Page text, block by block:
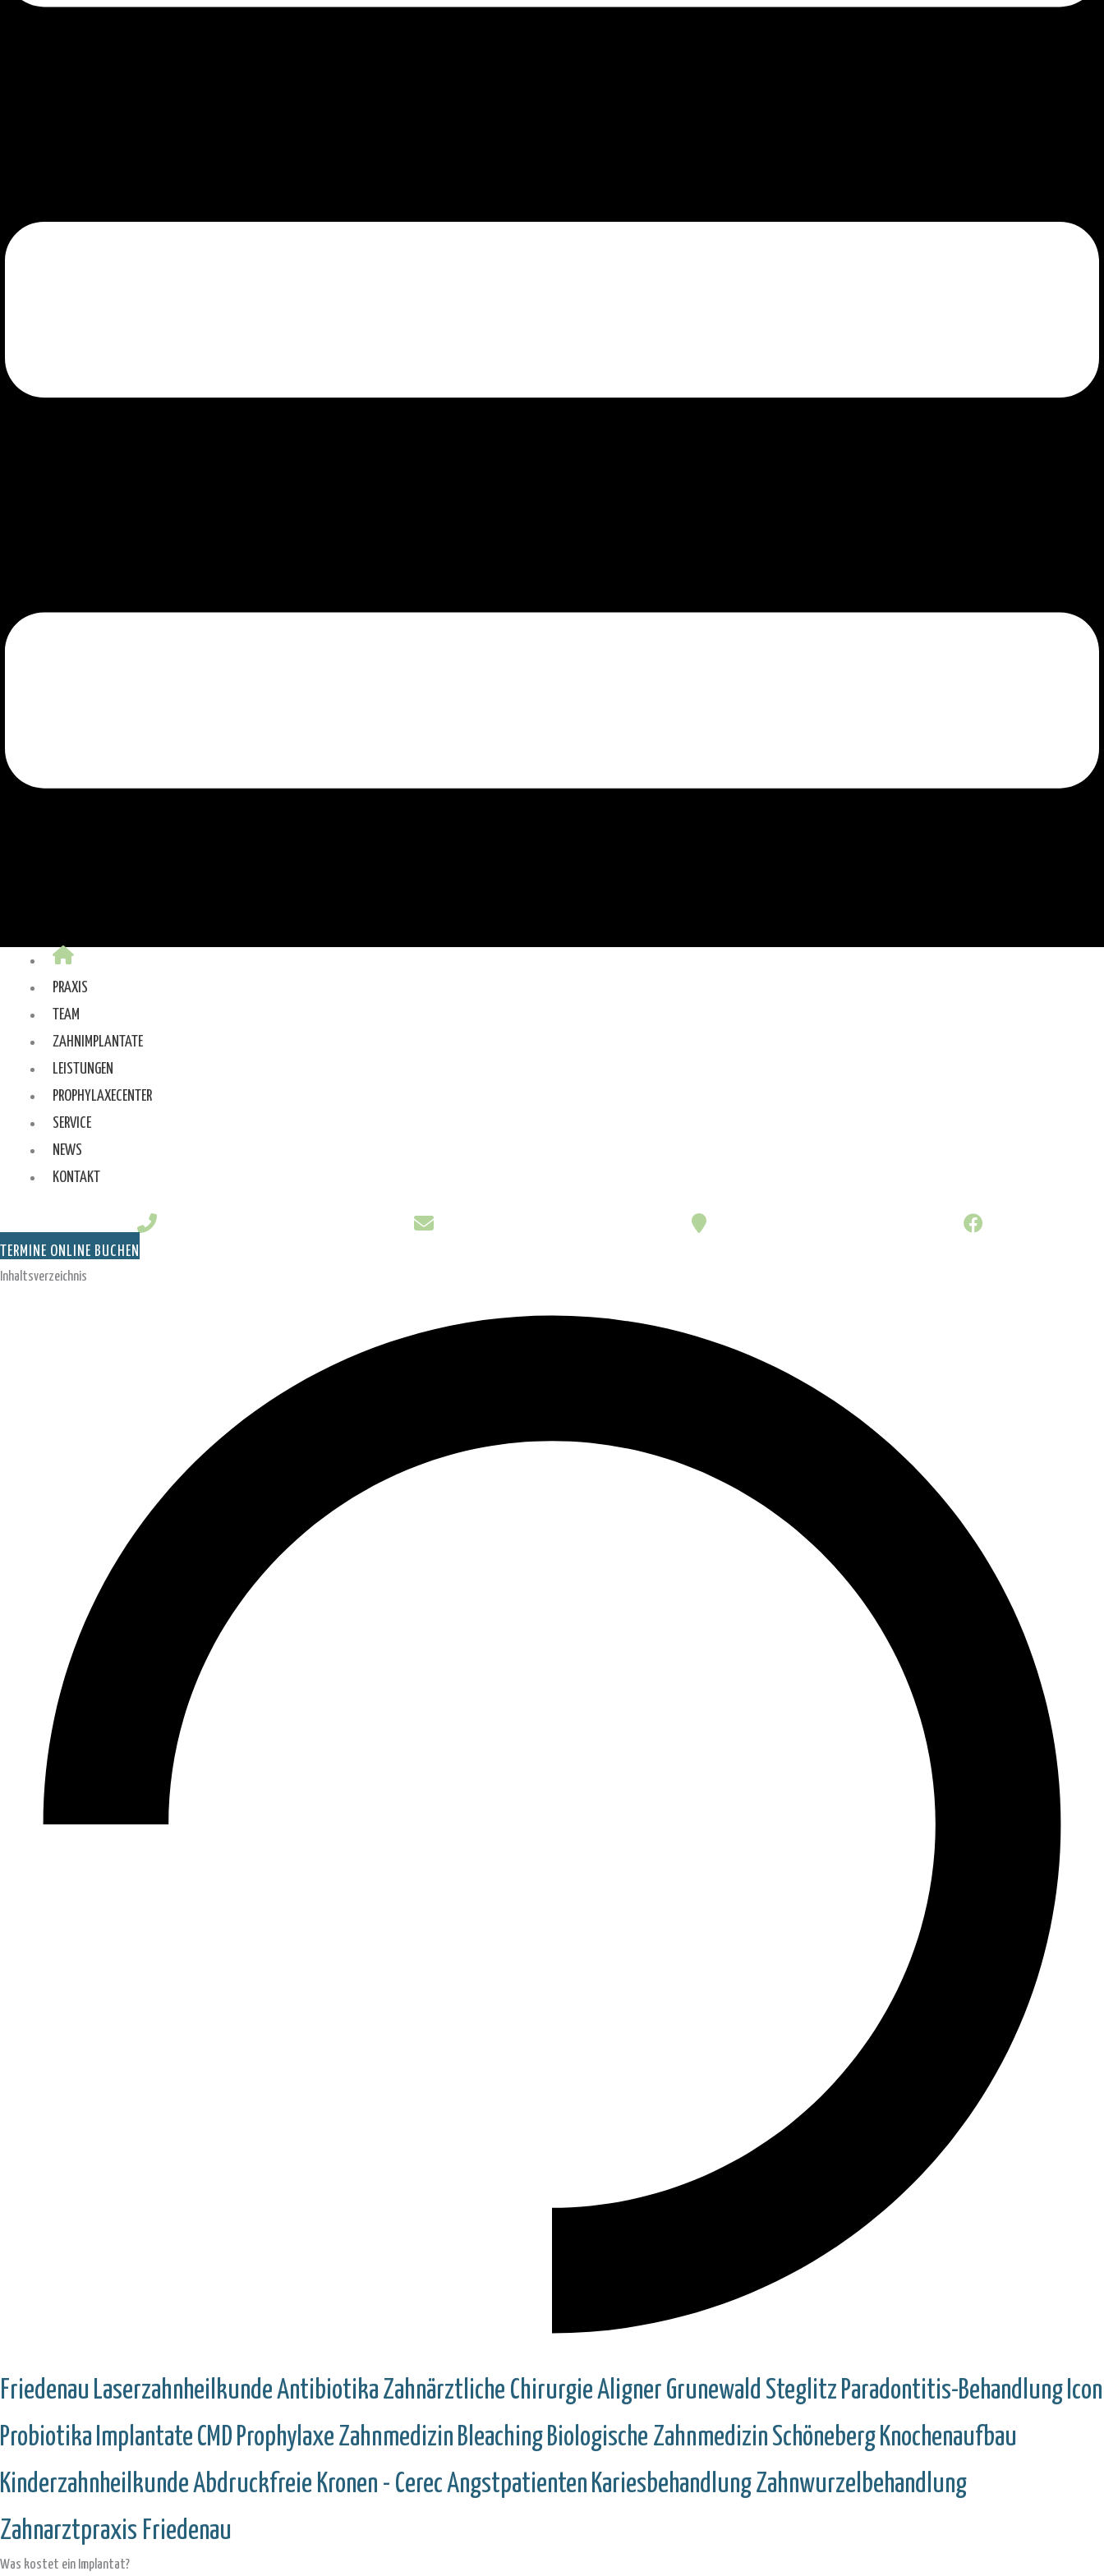
PRAXIS
TEAM
ZAHNIMPLANTATE
LEISTUNGEN
PROPHYLAXECENTER
SERVICE
NEWS
KONTAKT
TERMINE ONLINE BUCHEN
Inhaltsverzeichnis
Friedenau LaserzahnheilkundeAntibiotika Zahnärztliche ChirurgieAligner Grunewald Steglitz Paradontitis-Behandlung Icon
Probiotika Implantate CMD Prophylaxe Zahnmedizin Bleaching Biologische Zahnmedizin Schöneberg Knochenaufbau
KinderzahnheilkundeAbdruckfreie Kronen - CerecAngstpatienten KariesbehandlungZahnwurzelbehandlung
Zahnarztpraxis Friedenau
Was kostet ein Implantat?